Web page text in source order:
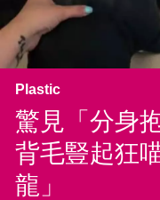
Plastic
驚見「分身
背毛豎起狂
龍」